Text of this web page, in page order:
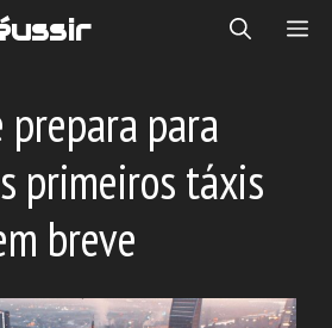
prepara para
primeiros táxis
breve